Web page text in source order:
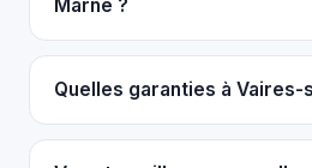
Marne ?
Quelles garanties à Vaires-